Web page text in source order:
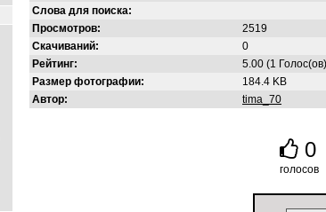
Слова для поиска:
Просмотров:
2519
Скачиваний:
0
Рейтинг:
5.00 (1
Размер фотографии:
184.4 KB
Автор:
tima_70
0
голосов